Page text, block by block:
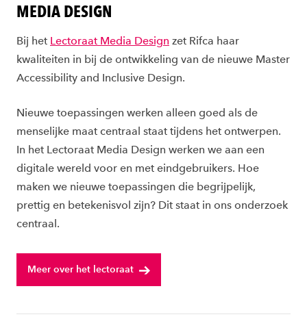
MEDIA DESIGN
Bij het Lectoraat Media Design zet Rifca haar
kwaliteiten in bij de ontwikkeling van de nieuwe Master
Accessibility and Inclusive Design.
Nieuwe toepassingen werken alleen goed als de
menselijke maat centraal staat tijdens het ontwerpen.
In het Lectoraat Media Design werken we aan een
digitale wereld voor en met eindgebruikers. Hoe
maken we nieuwe toepassingen die begrijpelijk,
prettig en betekenisvol zijn? Dit staat in ons onderzoek
centraal.
Meer over het lectoraat